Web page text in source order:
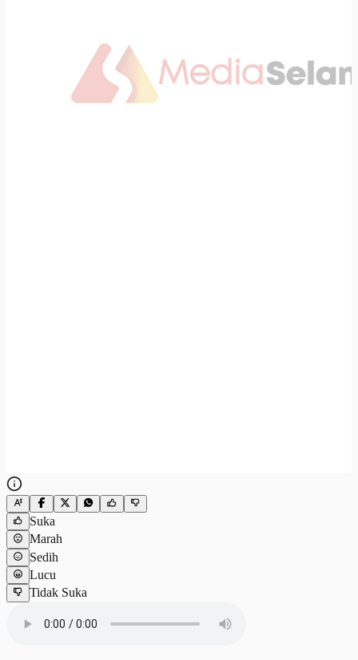
Suka
Marah
Sedih
Lucu
Tidak Suka